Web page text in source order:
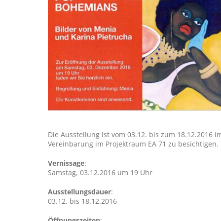
Die Ausstellung ist vom 03.12. bis zum 18.12.2016
Vereinbarung im Projektraum EA 71 zu
Vernissage:
Samstag, 03.12.2016 um 19 Uhr
Ausstellungsdauer:
03.12. bis 18.12.2016